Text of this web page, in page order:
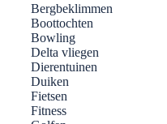
Bergbeklimmen
Boottochten
Bowling
Delta vliegen
Dierentuinen
Duiken
Fietsen
Fitness